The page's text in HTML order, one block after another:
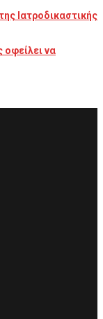
Ιατροδικαστικής
οφείλει να